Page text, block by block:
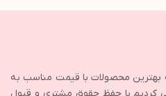
بهترین محصولات با قیمت مناسب به
کردیم با حفظ حقوق مشتری و قبول